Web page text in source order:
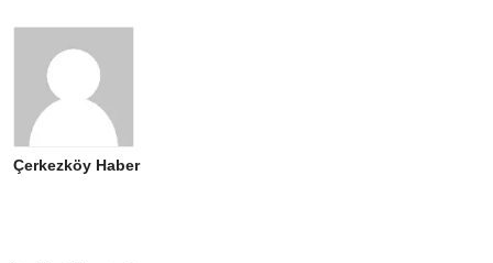
Çerkezköy Haber